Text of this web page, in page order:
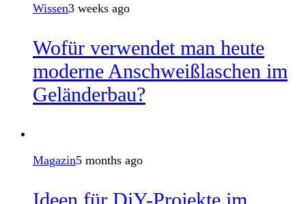
Wissen3 weeks ago
Wofür verwendet man heute
moderne Anschweißlaschen im
Geländerbau?
Magazin5 months ago
Ideen für DiY-Projekte im